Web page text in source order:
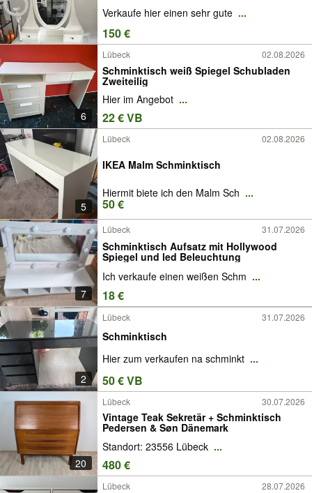
Verkaufe hier einen sehr gute ...
150 €
6
Lübeck 02.08.2026
Schminktisch weiß Spiegel Schubladen
Zweiteilig
Hier im Angebot ...
22 € VB
5
Lübeck 02.08.2026
IKEA Malm Schminktisch
Hiermit biete ich den Malm Sch ...
50 €
7
Lübeck 31.07.2026
Schminktisch Aufsatz mit Hollywood
Spiegel und led Beleuchtung
Ich verkaufe einen weißen Schm ...
18 €
2
Lübeck 31.07.2026
Schminktisch
Hier zum verkaufen na schminkt ...
50 € VB
20
Lübeck 30.07.2026
Vintage Teak Sekretär + Schminktisch
Pedersen & Søn Dänemark
Standort: 23556 Lübeck ...
480 €
Lübeck 28.07.2026